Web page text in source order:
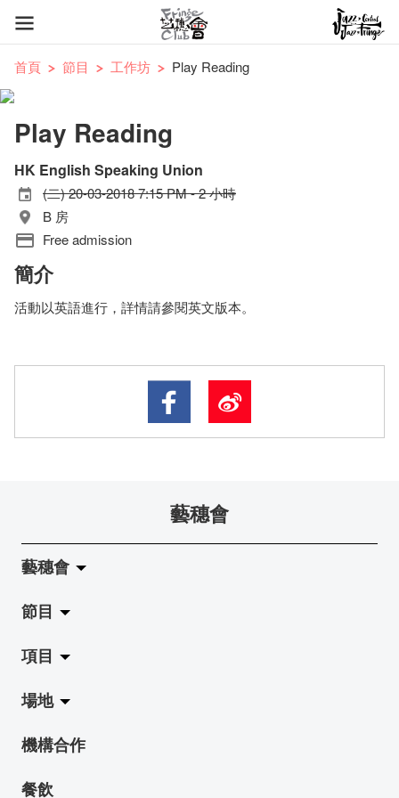
首頁 節目 工作坊 Play Reading
Play Reading
HK English Speaking Union
(二) 20-03-2018 7:15 PM - 2 小時
B 房
Free admission
簡介
活動以英語進行，詳情請參閱英文版本。
藝穗會
藝穗會
關於藝穗會
藝穗會的演化
使命與宗旨
藝穗會架構
檔案庫
節目
拉闊
展覽
演出
活動
項目
Jazz-Go-Central, Jazz-Go-Fringe
LPL
2015-16 藝術場地資助計劃
場地
陳麗玲畫廊
奶庫
機構合作
餐飲